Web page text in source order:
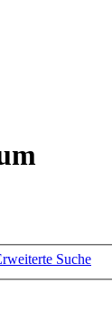
Suche